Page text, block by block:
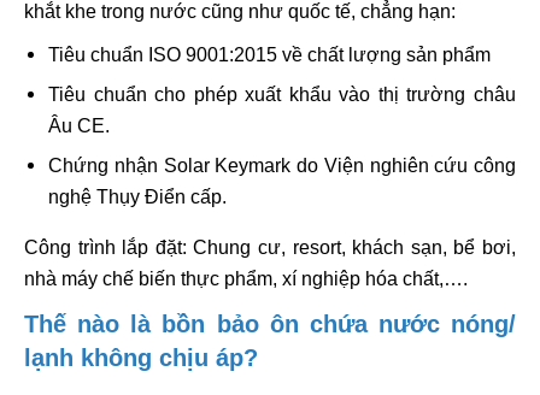
khắt khe trong nước cũng như quốc tế, chẳng hạn:
Tiêu chuẩn ISO 9001:2015 về chất lượng sản phẩm
Tiêu chuẩn cho phép xuất khẩu vào thị trường châu
Âu CE.
Chứng nhận Solar Keymark do Viện nghiên cứu công
nghệ Thụy Điển cấp.
Công trình lắp đặt: Chung cư, resort, khách sạn, bể bơi,
nhà máy chế biến thực phẩm, xí nghiệp hóa chất,….
Thế nào là bồn bảo ôn chứa nước nóng/
lạnh không chịu áp?